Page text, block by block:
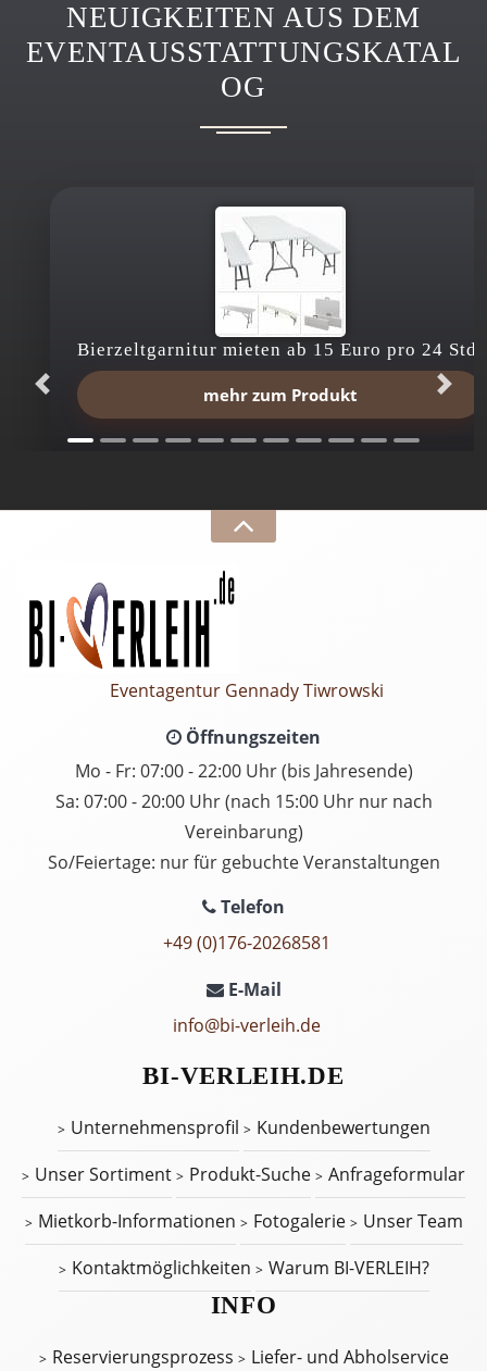
NEUIGKEITEN AUS DEM
EVENTAUSSTATTUNGSKATAL
OG
Bierzeltgarnitur mieten ab 15 Euro pro 24 Std.
mehr zum Produkt
Eventagentur Gennady Tiwrowski
Öffnungszeiten
Mo - Fr: 07:00 - 22:00 Uhr (bis Jahresende)
Sa: 07:00 - 20:00 Uhr (nach 15:00 Uhr nur nach
Vereinbarung)
So/Feiertage: nur für gebuchte Veranstaltungen
Telefon
+49 (0)176-20268581
E-Mail
info@bi-verleih.de
BI-VERLEIH.DE
Unternehmensprofil
Kundenbewertungen
Unser Sortiment
Produkt-Suche
Anfrageformular
Mietkorb-Informationen
Fotogalerie
Unser Team
Kontaktmöglichkeiten
Warum BI-VERLEIH?
INFO
Reservierungsprozess
Liefer- und Abholservice